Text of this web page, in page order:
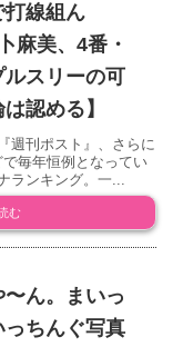
打線組ん
麻美、4番・
スリーの可
認める】
週刊ポスト』、さらに
毎年恒例となってい
ランキング。一...
む
ん。まいっ
ちんぐ写真